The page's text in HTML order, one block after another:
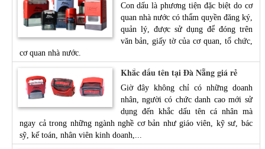
Con dấu là phương tiện đặc biệt do cơ
quan nhà nước có thẩm quyền đăng ký,
quản lý, được sử dụng để đóng trên
văn bản, giấy tờ của cơ quan, tổ chức,
cơ quan nhà nước.
Khắc dấu tên tại Đà Nẵng giá rẻ
Giờ đây không chỉ có những doanh
nhân, người có chức danh cao mới sử
dụng đến khắc dấu tên cá nhân mà
ngay cả trong những ngành nghề cơ bản như giáo viên, kỹ sư, bác
sỹ, kế toán, nhân viên kinh doanh,...